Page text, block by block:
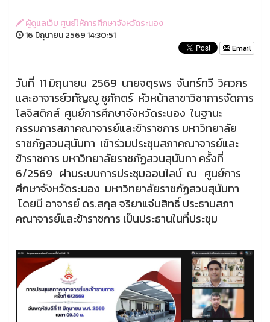
ผู้ดูแลเว็บ ศูนย์ให้การศึกษาจังหวัดระนอง
16 มิถุนายน 2569 14:30:51
Email
วันที่ 11 มิถุนายน 2569 นายจตุรพร จันทร์ทวี วิศวกร
และอาจารย์วทัญญู ชูภักตร์ หัวหน้าสาขาวิชาการจัดการ
โลจิสติกส์ ศูนย์การศึกษาจังหวัดระนอง ในฐานะ
กรรมการสภาคณาจารย์และข้าราชการ มหาวิทยาลัย
ราชภัฏสวนสุนันทา เข้าร่วมประชุมสภาคณาจารย์และ
ข้าราชการ มหาวิทยาลัยราชภัฏสวนสุนันทา ครั้งที่
6/2569 ผ่านระบบการประชุมออนไลน์ ณ ศูนย์การ
ศึกษาจังหวัดระนอง มหาวิทยาลัยราชภัฏสวนสุนันทา
โดยมี อาจารย์ ดร.สกุล จริยาแจ่มสิทธิ์ ประธานสภา
คณาจารย์และข้าราชการ เป็นประธานในที่ประชุม